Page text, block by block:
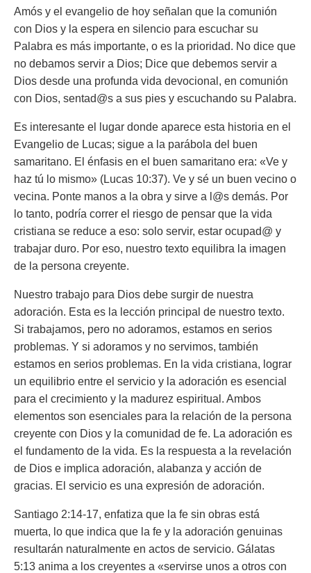
Amós y el evangelio de hoy señalan que la comunión
con Dios y la espera en silencio para escuchar su
Palabra es más importante, o es la prioridad. No dice que
no debamos servir a Dios; Dice que debemos servir a
Dios desde una profunda vida devocional, en comunión
con Dios, sentad@s a sus pies y escuchando su Palabra.
Es interesante el lugar donde aparece esta historia en el
Evangelio de Lucas; sigue a la parábola del buen
samaritano. El énfasis en el buen samaritano era: «Ve y
haz tú lo mismo» (Lucas 10:37). Ve y sé un buen vecino o
vecina. Ponte manos a la obra y sirve a l@s demás. Por
lo tanto, podría correr el riesgo de pensar que la vida
cristiana se reduce a eso: solo servir, estar ocupad@ y
trabajar duro. Por eso, nuestro texto equilibra la imagen
de la persona creyente.
Nuestro trabajo para Dios debe surgir de nuestra
adoración. Esta es la lección principal de nuestro texto.
Si trabajamos, pero no adoramos, estamos en serios
problemas. Y si adoramos y no servimos, también
estamos en serios problemas. En la vida cristiana, lograr
un equilibrio entre el servicio y la adoración es esencial
para el crecimiento y la madurez espiritual. Ambos
elementos son esenciales para la relación de la persona
creyente con Dios y la comunidad de fe. La adoración es
el fundamento de la vida. Es la respuesta a la revelación
de Dios e implica adoración, alabanza y acción de
gracias. El servicio es una expresión de adoración.
Santiago 2:14-17, enfatiza que la fe sin obras está
muerta, lo que indica que la fe y la adoración genuinas
resultarán naturalmente en actos de servicio. Gálatas
5:13 anima a los creyentes a «servirse unos a otros con